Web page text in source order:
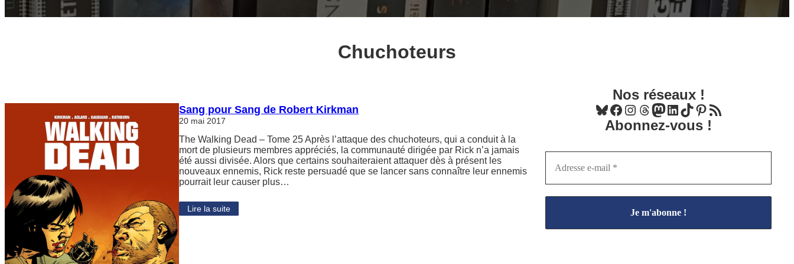
Chuchoteurs
Sang pour Sang de Robert Kirkman
20 mai 2017
The Walking Dead – Tome 25 Après l’attaque des chuchoteurs, qui a conduit à la
mort de plusieurs membres appréciés, la communauté dirigée par Rick n’a jamais
été aussi divisée. Alors que certains souhaiteraient attaquer dès à présent les
nouveaux ennemis, Rick reste persuadé que se lancer sans connaître leur ennemis
pourrait leur causer plus…
Lire la suite
Nos réseaux !
Bluesky Facebook Instagram Threads Mastodon LinkedIn TikTok Pinterest
Flux RSS
Abonnez-vous !